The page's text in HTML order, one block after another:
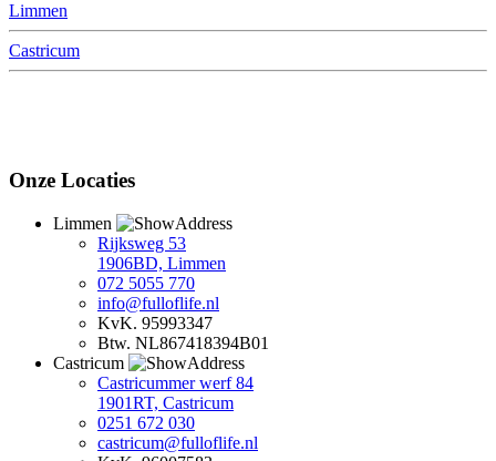
Limmen
Castricum
Onze Locaties
Limmen
Rijksweg 53
1906BD, Limmen
072 5055 770
info@fulloflife.nl
KvK. 95993347
Btw. NL867418394B01
Castricum
Castricummer werf 84
1901RT, Castricum
0251 672 030
castricum@fulloflife.nl